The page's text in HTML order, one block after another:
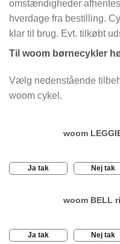
omstændigheder
hverdage fra bestilling.
klar til brug. Evt. tilkøbt
Til woom børnecykler
Vælg nedenstående
woom cykel.
woom
Ja tak Nej tak
woom BELL
Ja tak Nej tak